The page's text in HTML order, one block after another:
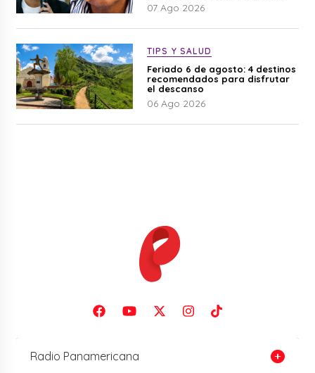
07 Ago 2026
TIPS Y SALUD
Feriado 6 de agosto: 4 destinos
recomendados para disfrutar
el descanso
06 Ago 2026
Radio Panamericana